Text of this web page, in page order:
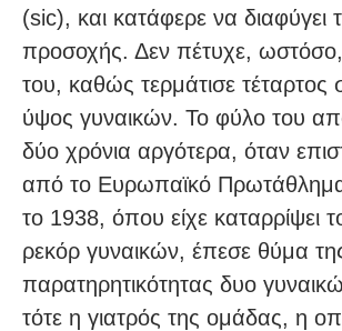
(sic), και κατάφερε να διαφύγει
προσοχής. Δεν πέτυχε,
του, καθώς τερμάτισε τέταρτος
ύψος γυναικών. Το φύλο του
δύο χρόνια αργότερα, όταν
από το Ευρωπαϊκό Πρωτάθλημα
το 1938, όπου είχε καταρρίψει
ρεκόρ γυναικών, έπεσε θύμα
παρατηρητικότητας δυο
τότε η γιατρός της ομάδας, η